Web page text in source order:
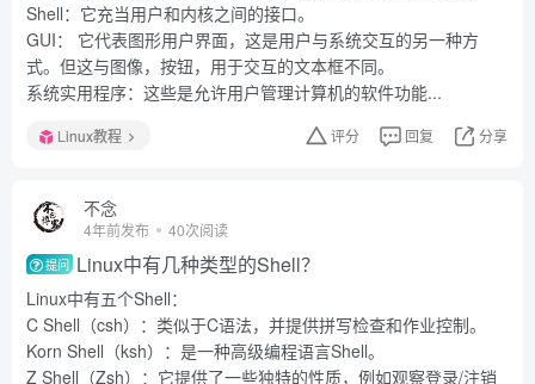
Shell：它充当用户和内核之间的接口。
GUI： 它代表图形用户界面，这是用户与系统交互的另一种方
式。但这与图像，按钮，用于交互的文本框不同。
系统实用程序：这些是允许用户管理计算机的软件功能...
Linux教程 评分 回复 分享
不念
4年前发布 40次阅读
提问 Linux中有几种类型的Shell？
Linux中有五个Shell：
C Shell（csh）：类似于C语法，并提供拼写检查和作业控制。
Korn Shell（ksh）：是一种高级编程语言Shell。
Z Shell（Zsh）：它提供了一些独特的性质，例如观察登录/注销